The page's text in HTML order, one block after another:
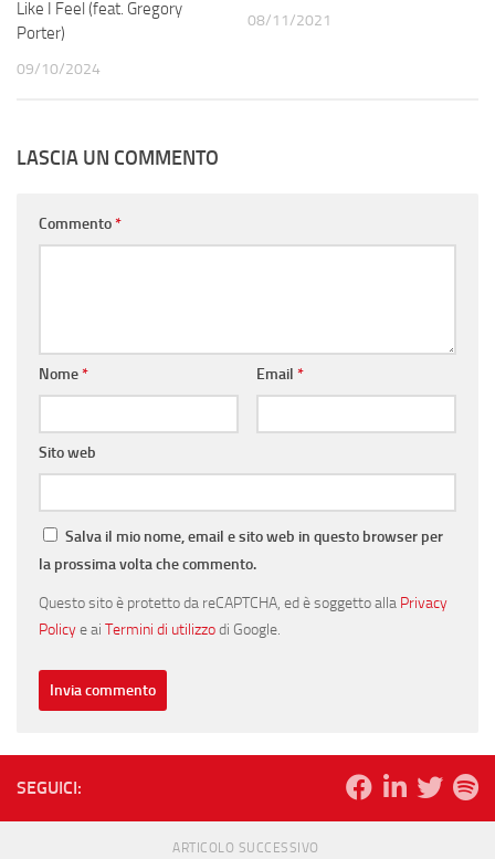
Like I Feel (feat. Gregory
Porter)
09/10/2024
08/11/2021
LASCIA UN COMMENTO
Commento*
Nome* Email *
Sito web
Salva il mio nome, email e sito web in questo browser per
la prossima volta che commento.
Questo sito è protetto da reCAPTCHA, ed è soggetto alla Privacy
Policye ai Termini di utilizzodi Google.
SEGUICI:
ARTICOLO SUCCESSIVO